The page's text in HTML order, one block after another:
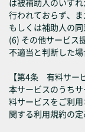
は被補助人のいず
行われておらず、
もしくは補助人の
(6) その他サービス
不適当と判断した
【第4条 有料サー
本サービスのうち
料サービスをご利
関する利用規約の定